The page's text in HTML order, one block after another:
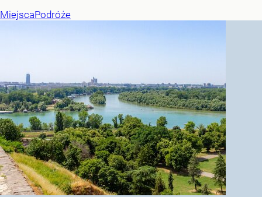
MiejscaPodróże